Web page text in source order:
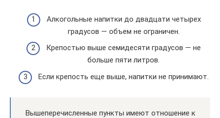
Алкогольные напитки до двадцати четырех
градусов — объем не ограничен.
Крепостью выше семидесяти градусов — не
больше пяти литров.
Если крепость еще выше, напитки не принимают.
Вышеперечисленные пункты имеют отношение к